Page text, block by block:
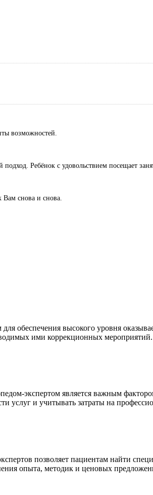
возможностей.
Ребёнок с удовольствием посещает
Вам снова и снова.
обеспечения высокого уровня
ими коррекционных мероприятий.
экспертом является важным
услуг и учитывать затраты на
позволяет пациентам найти
опыта, методик и ценовых